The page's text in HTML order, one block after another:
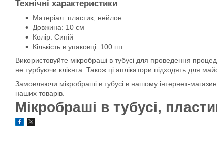
Технічні характеристики
Матеріал: пластик, нейлон
Довжина: 10 см
Колір: Синій
Кількість в упаковці: 100 шт.
Використовуйте мікробраші в тубусі для проведення
не турбуючи клієнта. Також ці аплікатори підходять для
Замовляючи мікробраші в тубусі в нашому інтернет-
наших товарів.
Мікробраші в тубусі,